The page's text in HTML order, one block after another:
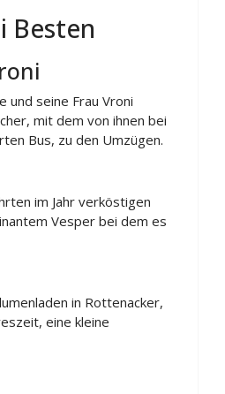
Besten
und seine Frau Vroni
mit dem von ihnen bei
Bus, zu den Umzügen.
im Jahr verköstigen
Vesper bei dem es
in Rottenacker,
eine kleine